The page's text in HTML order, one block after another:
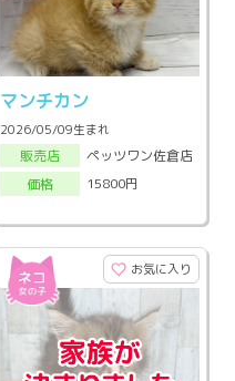
マンチカン
2026/05/09生まれ
販売店
ペッツワン佐倉店
価格
15800円
お気に入り